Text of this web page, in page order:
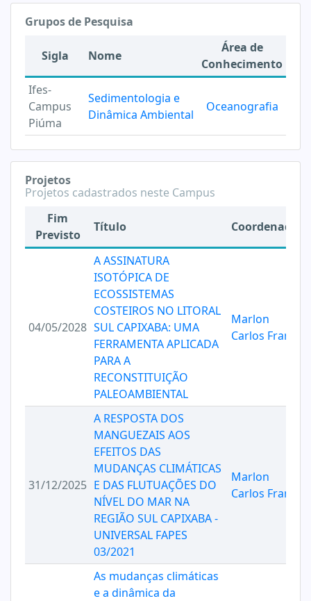
Grupos de Pesquisa
Sigla Nome
Área de
Conhecimento
Ifes-
Campus
Piúma
Sedimentologia e
Dinâmica Ambiental
Oceanografia
Projetos
Projetos cadastrados neste Campus
Fim
Previsto
Título Coordenador
04/05/2028
A ASSINATURA
ISOTÓPICA DE
ECOSSISTEMAS
COSTEIROS NO LITORAL
SUL CAPIXABA: UMA
FERRAMENTA APLICADA
PARA A
RECONSTITUIÇÃO
PALEOAMBIENTAL
Marlon
Carlos Franca
31/12/2025
A RESPOSTA DOS
MANGUEZAIS AOS
EFEITOS DAS
MUDANÇAS CLIMÁTICAS
E DAS FLUTUAÇÕES DO
NÍVEL DO MAR NA
REGIÃO SUL CAPIXABA -
UNIVERSAL FAPES
03/2021
Marlon
Carlos Franca
As mudanças climáticas
e a dinâmica da